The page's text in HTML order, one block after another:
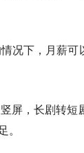
况下，月薪
屏，长剧转短